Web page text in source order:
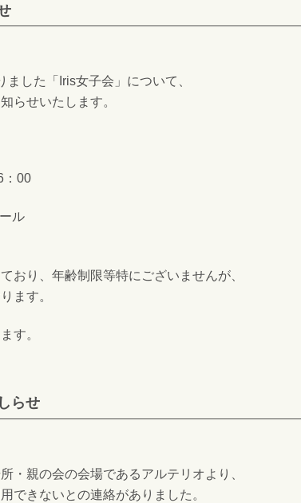
した「Iris女子会」について、
らせいたします。
：00
ル
おり、年齢制限等特にございませんが、
ます。
す。
らせ
・親の会の会場であるアルテリオより、
できないとの連絡がありました。